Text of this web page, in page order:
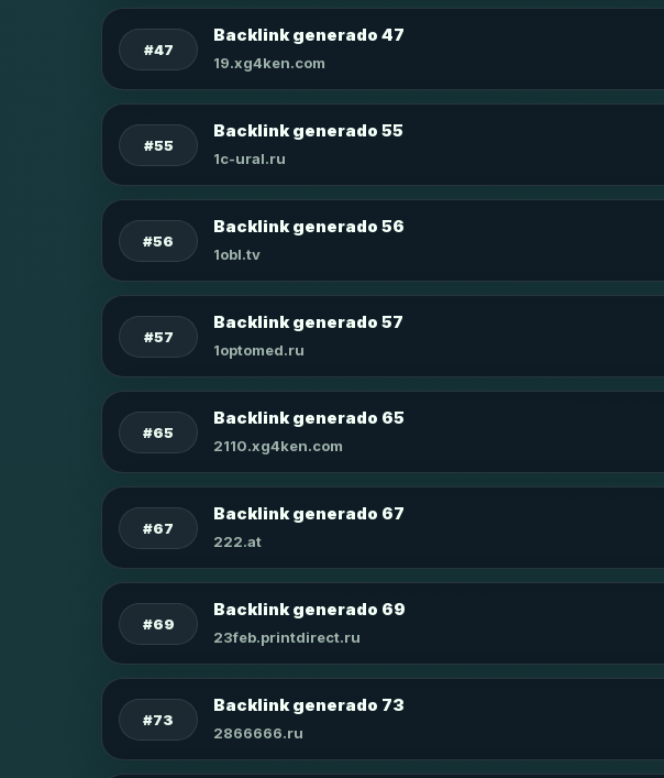
#47
Backlink generado 47
19.xg4ken.com
#55
Backlink generado 55
1c-ural.ru
#56
Backlink generado 56
1obl.tv
#57
Backlink generado 57
1optomed.ru
#65
Backlink generado 65
2110.xg4ken.com
#67
Backlink generado 67
222.at
#69
Backlink generado 69
23feb.printdirect.ru
#73
Backlink generado 73
2866666.ru